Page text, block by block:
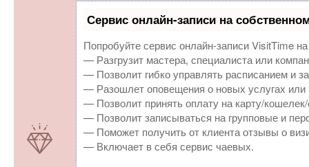
Сервис онлайн-записи на
Попробуйте сервис онлайн-записи VisitTime
— Разгрузит мастера, специалиста или
— Позволит гибко управлять расписанием и
— Разошлет оповещения о новых услугах или
— Позволит принять оплату на карту/кошелек/
— Позволит записываться на групповые и
— Поможет получить от клиента отзывы о
— Включает в себя сервис чаевых.